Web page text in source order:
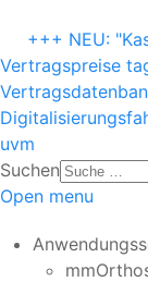
+++ NEU:
Vertragspreise
uvm
Suchen
Open menu